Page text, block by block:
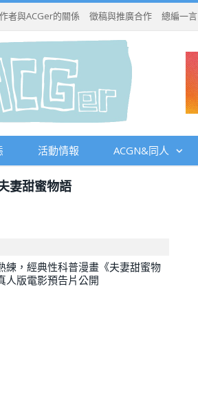
作者與ACGer的關係 徵稿與推廣合作 總編一言
活動情報 ACGN&同人
妻甜蜜物語
練，經典性科普漫畫《夫妻甜蜜物
人版電影預告片公開